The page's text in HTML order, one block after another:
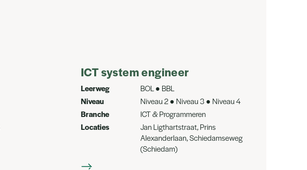
ICT system engineer
Leerweg
BOL ● BBL
Niveau
Niveau 2 ● Niveau 3 ● Niveau 4
Branche
ICT & Programmeren
Locaties
Jan Ligthartstraat, Prins
Alexanderlaan, Schiedamseweg
(Schiedam)